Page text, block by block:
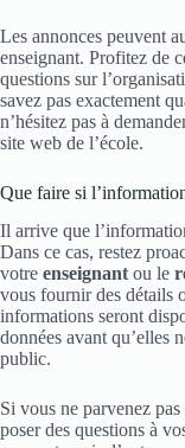
Les annonces peuvent
enseignant. Profitez de
questions sur
savez pas exactement
n’hésitez pas à
site web de l’école.
Que faire si
Il arrive que
Dans ce cas, restez
votre enseignantou le
vous fournir des détails
informations seront
données avant qu’elles
public.
Si vous ne parvenez
poser des questions à